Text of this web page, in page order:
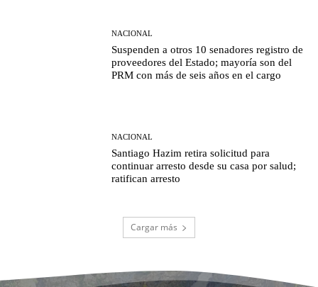
NACIONAL
Suspenden a otros 10 senadores registro de
proveedores del Estado; mayoría son del
PRM con más de seis años en el cargo
NACIONAL
Santiago Hazim retira solicitud para
continuar arresto desde su casa por salud;
ratifican arresto
Cargar más